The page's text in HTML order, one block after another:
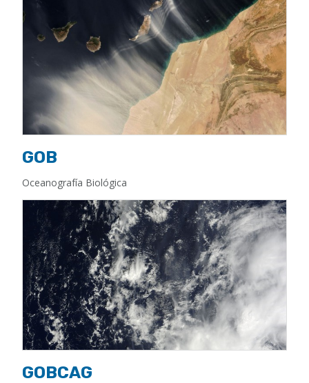
GOB
Oceanografía Biológica
GOBCAG